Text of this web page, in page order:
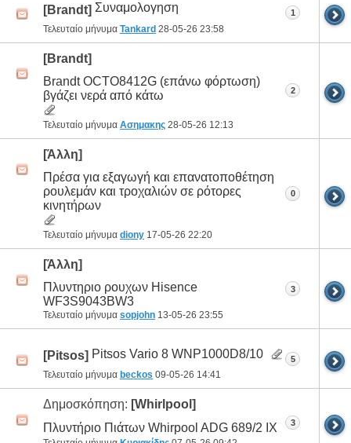
[Brandt] Συναμολογηση
Τελευταίο μήνυμα Tankard 28-05-26 23:58
1
[Brandt]
Brandt OCTO8412G (επάνω φόρτωση)
βγάζει νερά από κάτω
Τελευταίο μήνυμα Ασημακης 28-05-26 12:13
2
[Άλλη]
Πρέσα για εξαγωγή και επανατοποθέτηση
ρουλεμάν και τροχαλιών σε ρότορες
κινητήρων
Τελευταίο μήνυμα diony 17-05-26 22:20
0
[Άλλη]
Πλυντηριο ρουχων Hisence
WF3S9043BW3
Τελευταίο μήνυμα sopjohn 13-05-26 23:55
3
[Pitsos] Pitsos Vario 8 WNP1000D8/10
Τελευταίο μήνυμα beckos 09-05-26 14:41
5
Δημοσκόπηση: [Whirlpool]
Πλυντήριο Πιάτων Whirpool ADG 689/2 IX
3